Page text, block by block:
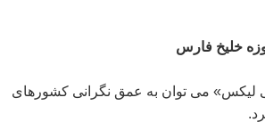
خليخ فارس
ليکس» می توان به عمق نگرانی کشورهای